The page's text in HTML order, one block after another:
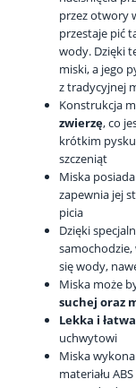
przez otwory
przestaje pić
wody. Dzięki
miski, a jego
z tradycyjnej
Konstrukcja
zwierzę, co
krótkim
szczeniąt
Miska
zapewnia jej
picia
Dzięki
się wody,
Miska może
suchej oraz
Lekka i
uchwytowi
Miska
materiału